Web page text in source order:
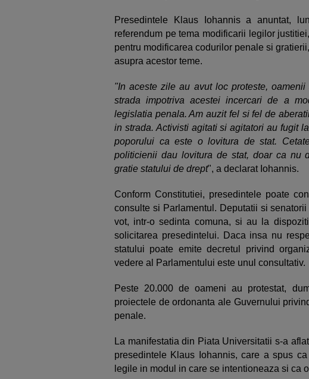
Presedintele Klaus Iohannis a anuntat,
referendum pe tema modificarii legilor
pentru modificarea codurilor penale si
asupra acestor teme.
"In aceste zile au avut loc proteste,
strada impotriva acestei incercari de a
legislatia penala. Am auzit fel si fel de
in strada. Activisti agitati si agitatori au fugit
poporului ca este o lovitura de stat.
politicienii dau lovitura de stat, doar ca nu
gratie statului de drept", a declarat Iohannis.
Conform Constitutiei, presedintele poate
consulte si Parlamentul. Deputatii si
vot, intr-o sedinta comuna, si au la
solicitarea presedintelui. Daca insa nu
statului poate emite decretul privind
vedere al Parlamentului este unul consultativ.
Peste 20.000 de oameni au protestat,
proiectele de ordonanta ale Guvernului
penale.
La manifestatia din Piata Universitatii s-a
presedintele Klaus Iohannis, care a spus
legile in modul in care se intentioneaza si ca